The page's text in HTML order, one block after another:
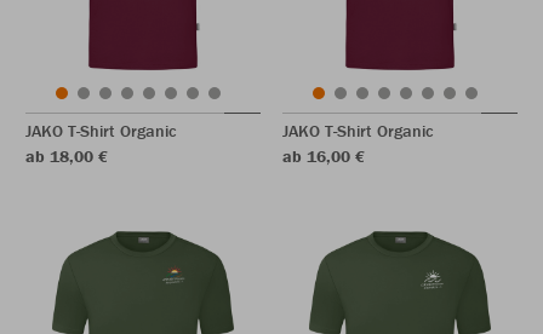
JAKO T-Shirt Organic
ab 18,00 €
JAKO T-Shirt Organic
ab 16,00 €